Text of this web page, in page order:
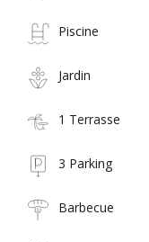
Piscine
Jardin
1 Terrasse
3 Parking
Barbecue